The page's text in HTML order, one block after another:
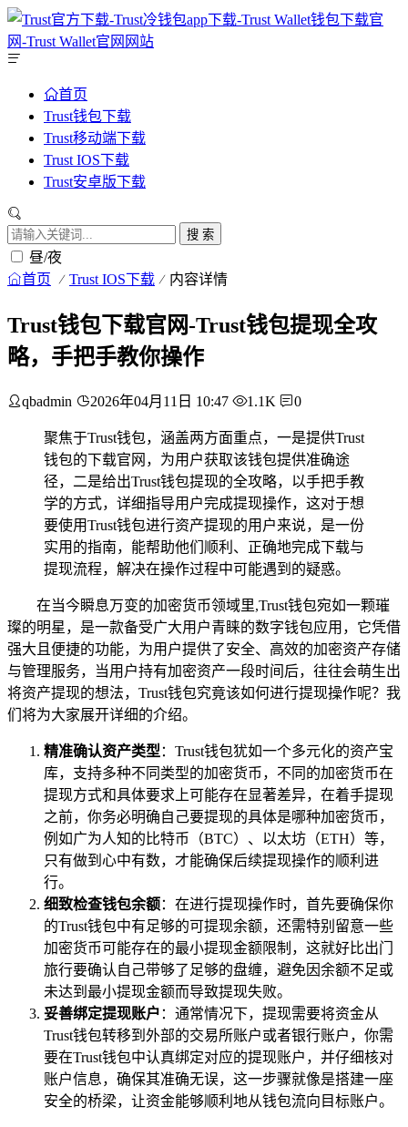
首页
Trust钱包下载
Trust移动端下载
Trust IOS下载
Trust安卓版下载
搜 索
昼/夜
首页 Trust IOS下载 内容详情
Trust钱包下载官网-Trust钱包提现全攻
略，手把手教你操作
qbadmin 2026年04月11日 10:47 1.1K 0
聚焦于Trust钱包，涵盖两方面重点，一是提供Trust
钱包的下载官网，为用户获取该钱包提供准确途
径，二是给出Trust钱包提现的全攻略，以手把手教
学的方式，详细指导用户完成提现操作，这对于想
要使用Trust钱包进行资产提现的用户来说，是一份
实用的指南，能帮助他们顺利、正确地完成下载与
提现流程，解决在操作过程中可能遇到的疑惑。
在当今瞬息万变的加密货币领域里,Trust钱包宛如一颗璀
璨的明星，是一款备受广大用户青睐的数字钱包应用，它凭借
强大且便捷的功能，为用户提供了安全、高效的加密资产存储
与管理服务，当用户持有加密资产一段时间后，往往会萌生出
将资产提现的想法，Trust钱包究竟该如何进行提现操作呢？我
们将为大家展开详细的介绍。
精准确认资产类型 ：Trust钱包犹如一个多元化的资产宝
库，支持多种不同类型的加密货币，不同的加密货币在
提现方式和具体要求上可能存在显著差异，在着手提现
之前，你务必明确自己要提现的具体是哪种加密货币，
例如广为人知的比特币（BTC）、以太坊（ETH）等，
只有做到心中有数，才能确保后续提现操作的顺利进
行。
细致检查钱包余额：在进行提现操作时，首先要确保你
的Trust钱包中有足够的可提现余额，还需特别留意一些
加密货币可能存在的最小提现金额限制，这就好比出门
旅行要确认自己带够了足够的盘缠，避免因余额不足或
未达到最小提现金额而导致提现失败。
妥善绑定提现账户 ：通常情况下，提现需要将资金从
Trust钱包转移到外部的交易所账户或者银行账户，你需
要在Trust钱包中认真绑定对应的提现账户，并仔细核对
账户信息，确保其准确无误，这一步骤就像是搭建一座
安全的桥梁，让资金能够顺利地从钱包流向目标账户。